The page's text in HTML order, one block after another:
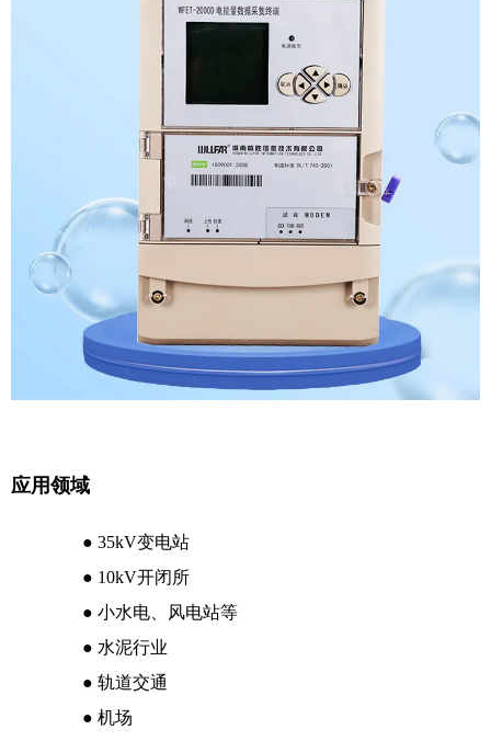
应用领域
● 35kV变电站
● 10kV开闭所
● 小水电、风电站等
● 水泥行业
● 轨道交通
● 机场